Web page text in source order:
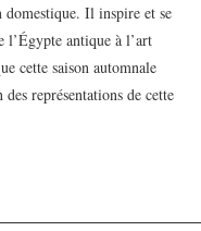
Il inspire et se
l’Égypte antique à l’art
cette saison automnale
représentations de cette